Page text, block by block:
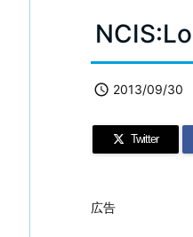
 2013/09/30
Twitter
広告